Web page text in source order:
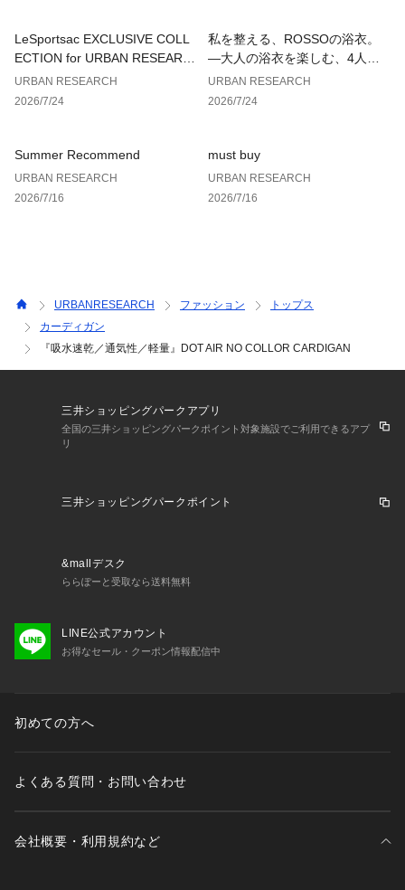
・蒸れにくい
通気性が高いため、汗をかいても蒸れにくく、長時間の着用で
も快適です。特にアクティブなシーンでの着用に最適です。
体に負担がかかりにくいです。軽快な着心地が特徴で、夏場の
活動や移動に向いています。
・動きやすさをサポート
適度なストレッチ性を持つため、自由な動きを妨げず、アクテ
ィブなシーンでも快適に着用できます。動きやすさと快適さを
兼ね備えているため、スポーツやアウトドア活動に適していま
・イージーケア
シワになりにくい素材であり、旅行やアクティブなシーンでの
【2026 Spring/Summer】【26SS】
承ください。
※商品の色味の目安は、商
LeSportsac EXCLUSIVE COLL
ECTION for URBAN RESEARC
H
URBAN RESEARCH
2026/7/24
私を整える、ROSSOの浴衣。
—大人の浴衣を楽しむ、4人のT
IPS—
URBAN RESEARCH
2026/7/24
Summer Recommend
URBAN RESEARCH
2026/7/16
must buy
URBAN RESEARCH
2026/7/16
URBANRESEARCH ファッション
トップス
カーディガン
『吸水速乾／通気性／軽量』DOT AIR NO COLLOR CARDIGAN
三井ショッピングパークアプリ
全国の三井ショッピングパークポイント対象施設でご利用できるアプ
リ
三井ショッピングパークポイント
&mallデスク
ららぽーと受取なら送料無料
LINE公式アカウント
お得なセール・クーポン情報配信中
初めての方へ
よくある質問・お問い合わせ
会社概要・利用規約など